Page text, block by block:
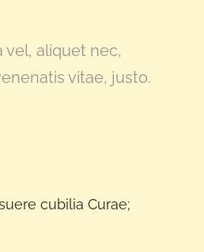
vel, aliquet nec,
vitae, justo.
cubilia Curae;